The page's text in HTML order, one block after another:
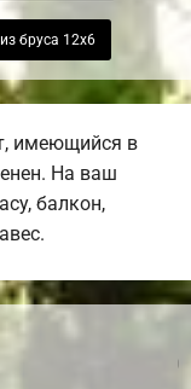
бруса 12х6
имеющийся в
На ваш
балкон,